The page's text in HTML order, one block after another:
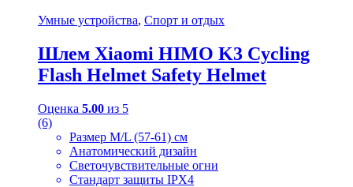
Умные устройства, Спорт и отдых
Шлем Xiaomi HIMO K3 Cycling
Flash Helmet Safety Helmet
Оценка 5.00 из 5
(6)
Размер M/L (57-61) см
Анатомический дизайн
Светочувствительные огни
Стандарт защиты IPX4